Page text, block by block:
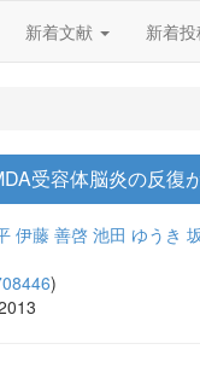
新着文献 新着
受容体脳炎の反復
伊藤 善啓 池田 ゆうき
)